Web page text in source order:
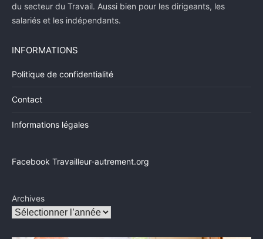
du secteur du Travail. Aussi bien pour les dirigeants, les
salariés et les indépendants.
INFORMATIONS
Politique de confidentialité
Contact
Informations légales
Facebook Travailleur-autrement.org
Archives